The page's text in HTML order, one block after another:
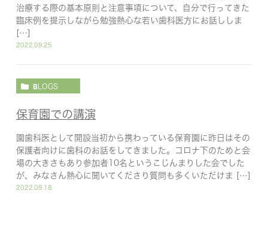
治療する際の基本原則と注意事項について、自分で行ってきた
臨床例を提示しながら勉強熱心な若い歯科医方にお話ししま
[…]
2022.09.25
BLOGS
保育園での講演
園歯科医として開設当初から携わっている保育園に昨日はその
保護者向けに歯科のお話をしてきました。コロナ下のためと会
場の大きさもあり参加者10名というこじんまりした会でした
が、みなさん熱心に聞いてくださり質問も多くいただけま […]
2022.09.18